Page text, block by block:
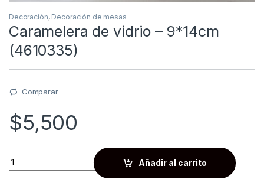
Decoración, Decoración de mesas
Caramelera de vidrio – 9*14cm
(4610335)
Comparar
$5,500
Quantity
Añadir al carrito